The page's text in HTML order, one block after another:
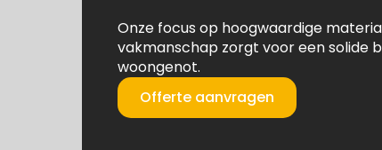
Onze focus op hoogwaardige
vakmanschap zorgt voor een solide
woongenot.
Offerte aanvragen